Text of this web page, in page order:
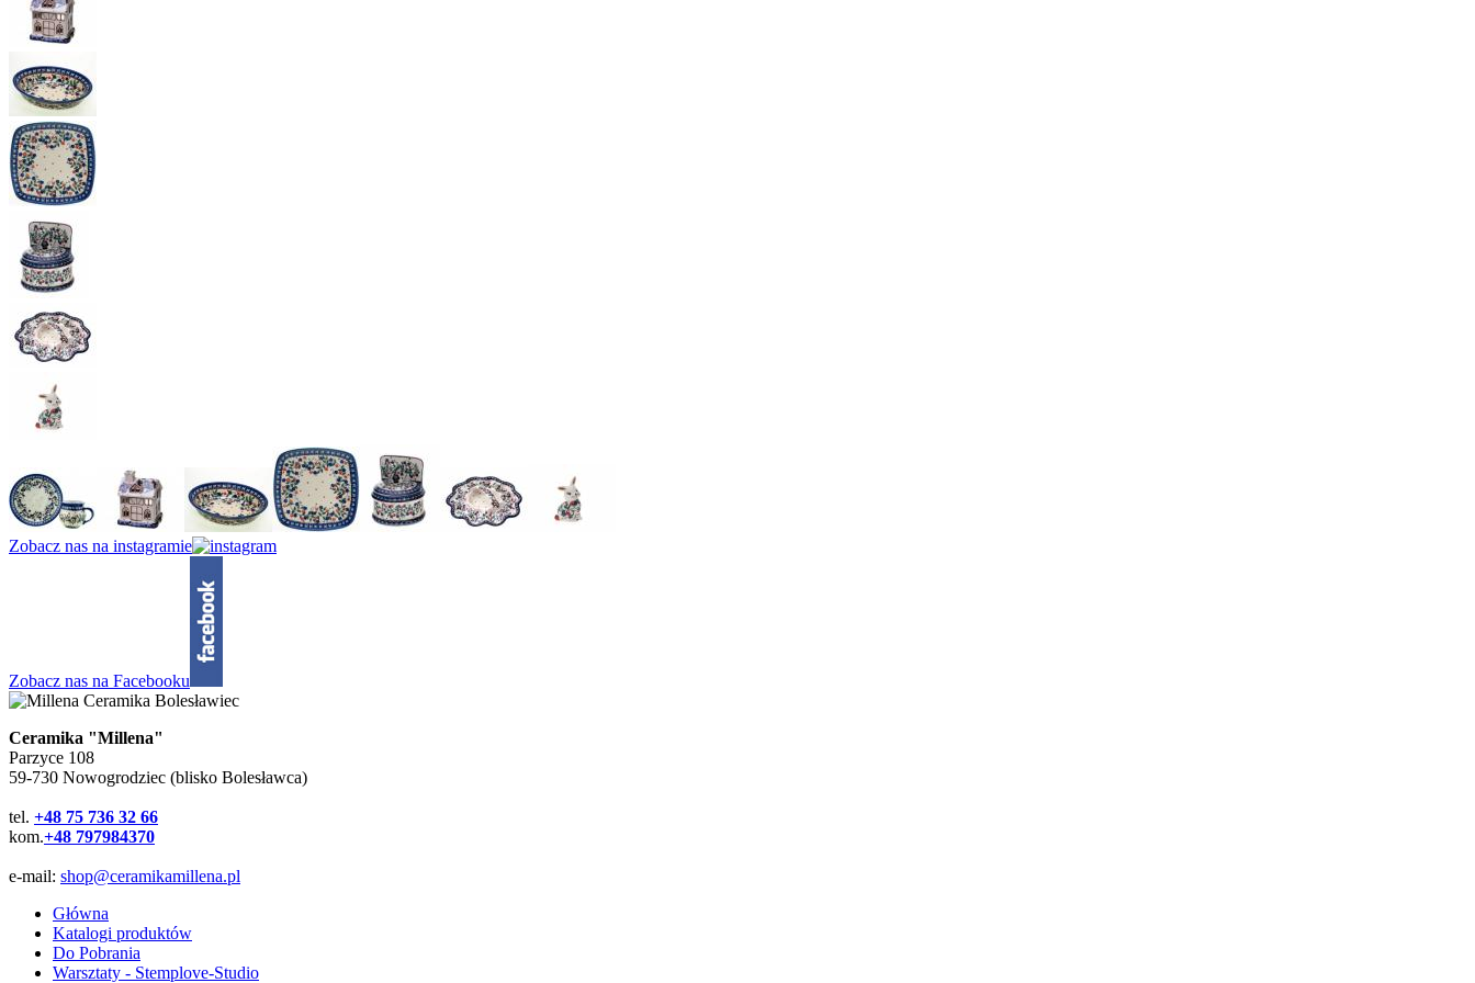
Zobacz nas na instagramie
Zobacz nas na Facebooku
Ceramika "Millena"
Parzyce 108
59-730 Nowogrodziec (blisko Bolesławca)
tel. +48 75 736 32 66
kom.+48 797984370
e-mail: shop@ceramikamillena.pl
Główna
Katalogi produktów
Do Pobrania
Warsztaty - Stemplove-Studio